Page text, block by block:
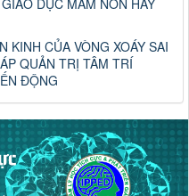
KINH CỦA VÒNG XOÁY SAI
QUẢN TRỊ TÂM TRÍ
ĐỘNG